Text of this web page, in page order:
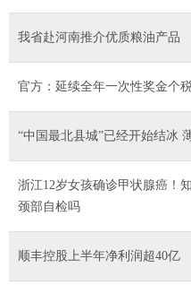
我省赴河南推介优质粮油产品
官方：延续全年一次性奖金个
“中国最北县城”已经开始结冰
浙江12岁女孩确诊甲状腺癌！
颈部自检吗
顺丰控股上半年净利润超40亿